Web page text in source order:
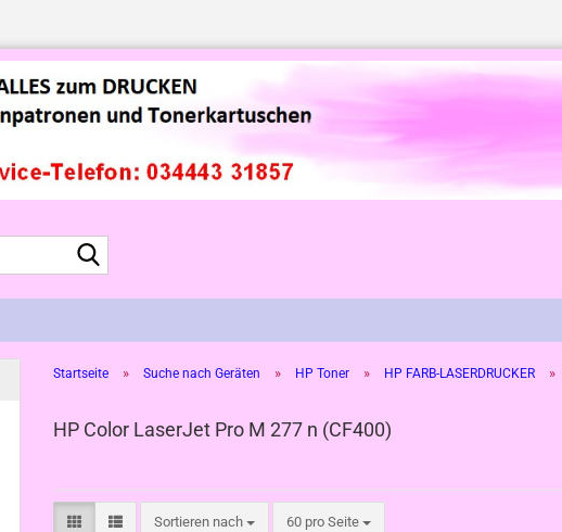
Startseite » Suche nach Geräten » HP Toner » HP FARB-LASERDRUCKER »
HP Color LaserJet Pro M 277 n (CF400)
Sortieren nach
Sortieren nach 60 pro Seite
pro Seite